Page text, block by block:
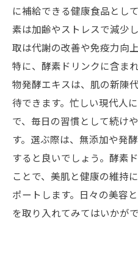
に補給できる健康食品とし
素は加齢やストレスで減少
取は代謝の改善や免疫力向
特に、酵素ドリンクに含ま
物発酵エキスは、肌の新陳
待できます。忙しい現代人
で、毎日の習慣として続け
す。選ぶ際は、無添加や発
すると良いでしょう。酵素
ことで、美肌と健康の維持
ポートします。日々の美容
を取り入れてみてはいかが